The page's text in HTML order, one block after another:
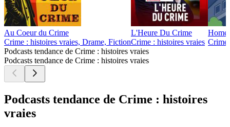
Au Coeur du Crime
Crime : histoires vraies, Drame, Fiction
L'Heure Du Crime
Crime : histoires vraies Crime
Podcasts tendance de Crime : histoires vraies
Podcasts tendance de Crime : histoires vraies
Podcasts tendance de Crime : histoires
vraies